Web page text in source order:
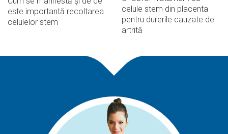
este importantă recoltarea
celulelor stem
celule stem din placenta
pentru durerile cauzate de
artrită